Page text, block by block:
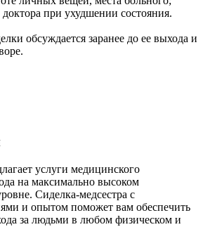
при ухудшении состояния.
обсуждается заранее до ее выхода и
услуги медицинского
на максимально высоком
Сиделка-медсестра с
и опытом поможет вам обеспечить
за людьми в любом физическом и